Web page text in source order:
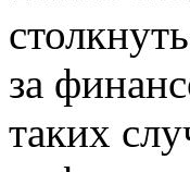
за
таких